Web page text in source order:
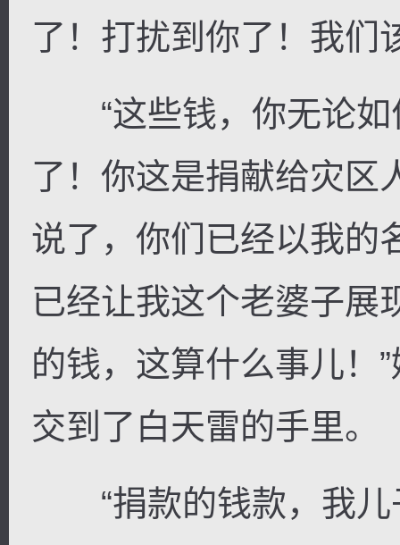
了！打扰到你了！我们
“这些钱，你无论如
了！你这是捐献给灾区
说了，你们已经以我的
已经让我这个老婆子展
的钱，这算什么事儿！
交到了白天雷的手里。
“捐款的钱款，我儿